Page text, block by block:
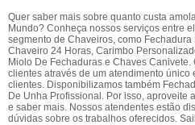
Quer saber mais sobre quanto custa
Mundo? Conheça nossos serviços entre
segmento de Chaveiros, como
Chaveiro 24 Horas, Carimbo
Miolo De Fechaduras e Chaves
clientes através de um atendimento
clientes. Disponibilizamos também
De Unha Profissional. Por isso, aproveite
e saber mais. Nossos atendentes estão
dúvidas sobre os trabalhos oferecidos.